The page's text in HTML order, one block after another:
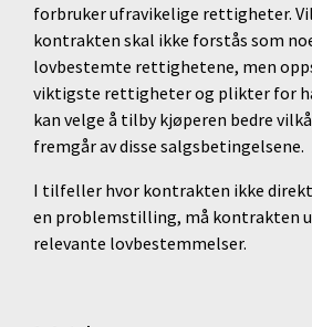
forbruker ufravikelige rettigheter.
kontrakten skal ikke forstås som
lovbestemte rettighetene, men
viktigste rettigheter og plikter for
kan velge å tilby kjøperen bedre
fremgår av disse salgsbetingelsene.
I tilfeller hvor kontrakten ikke
en problemstilling, må kontrakten
relevante lovbestemmelser.